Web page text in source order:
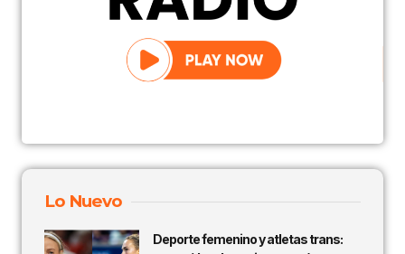
Lo Nuevo
Deporte femenino y atletas trans: